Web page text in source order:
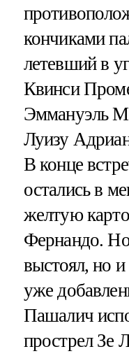
кончиками
летевший в
Квинси
Эммануэль
Луизу
В конце
остались в
желтую
Фернандо.
выстоял, но
уже
Пашалич
прострел Зе